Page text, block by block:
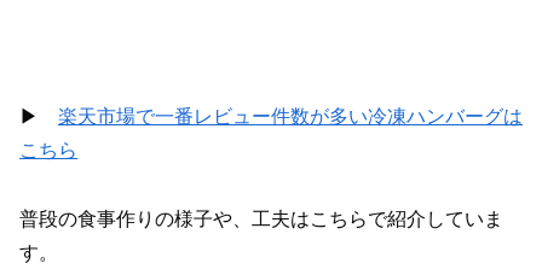
▶︎ 楽天市場で一番レビュー件数が多い冷凍ハンバーグは
こちら
普段の食事作りの様子や、工夫はこちらで紹介していま
す。